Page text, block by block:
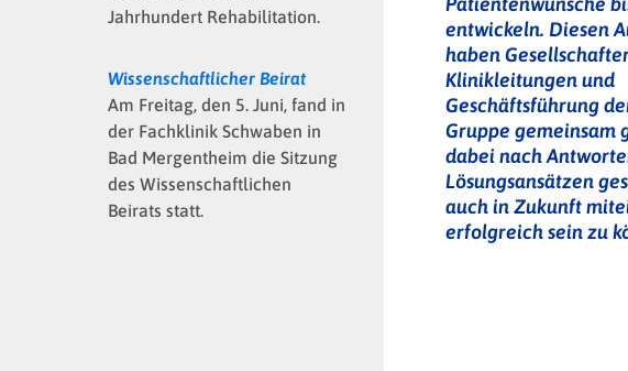
entwickeln. Diesen
haben
Klinikleitungen und
Geschäftsführung
Gruppe gemeinsam
dabei nach
Lösungsansätzen
auch in Zukunft
erfolgreich sein zu
Jahrhundert Rehabilitation.
Wissenschaftlicher Beirat
Am Freitag, den 5. Juni, fand in
der Fachklinik Schwaben in
Bad Mergentheim die Sitzung
des Wissenschaftlichen
Beirats statt.